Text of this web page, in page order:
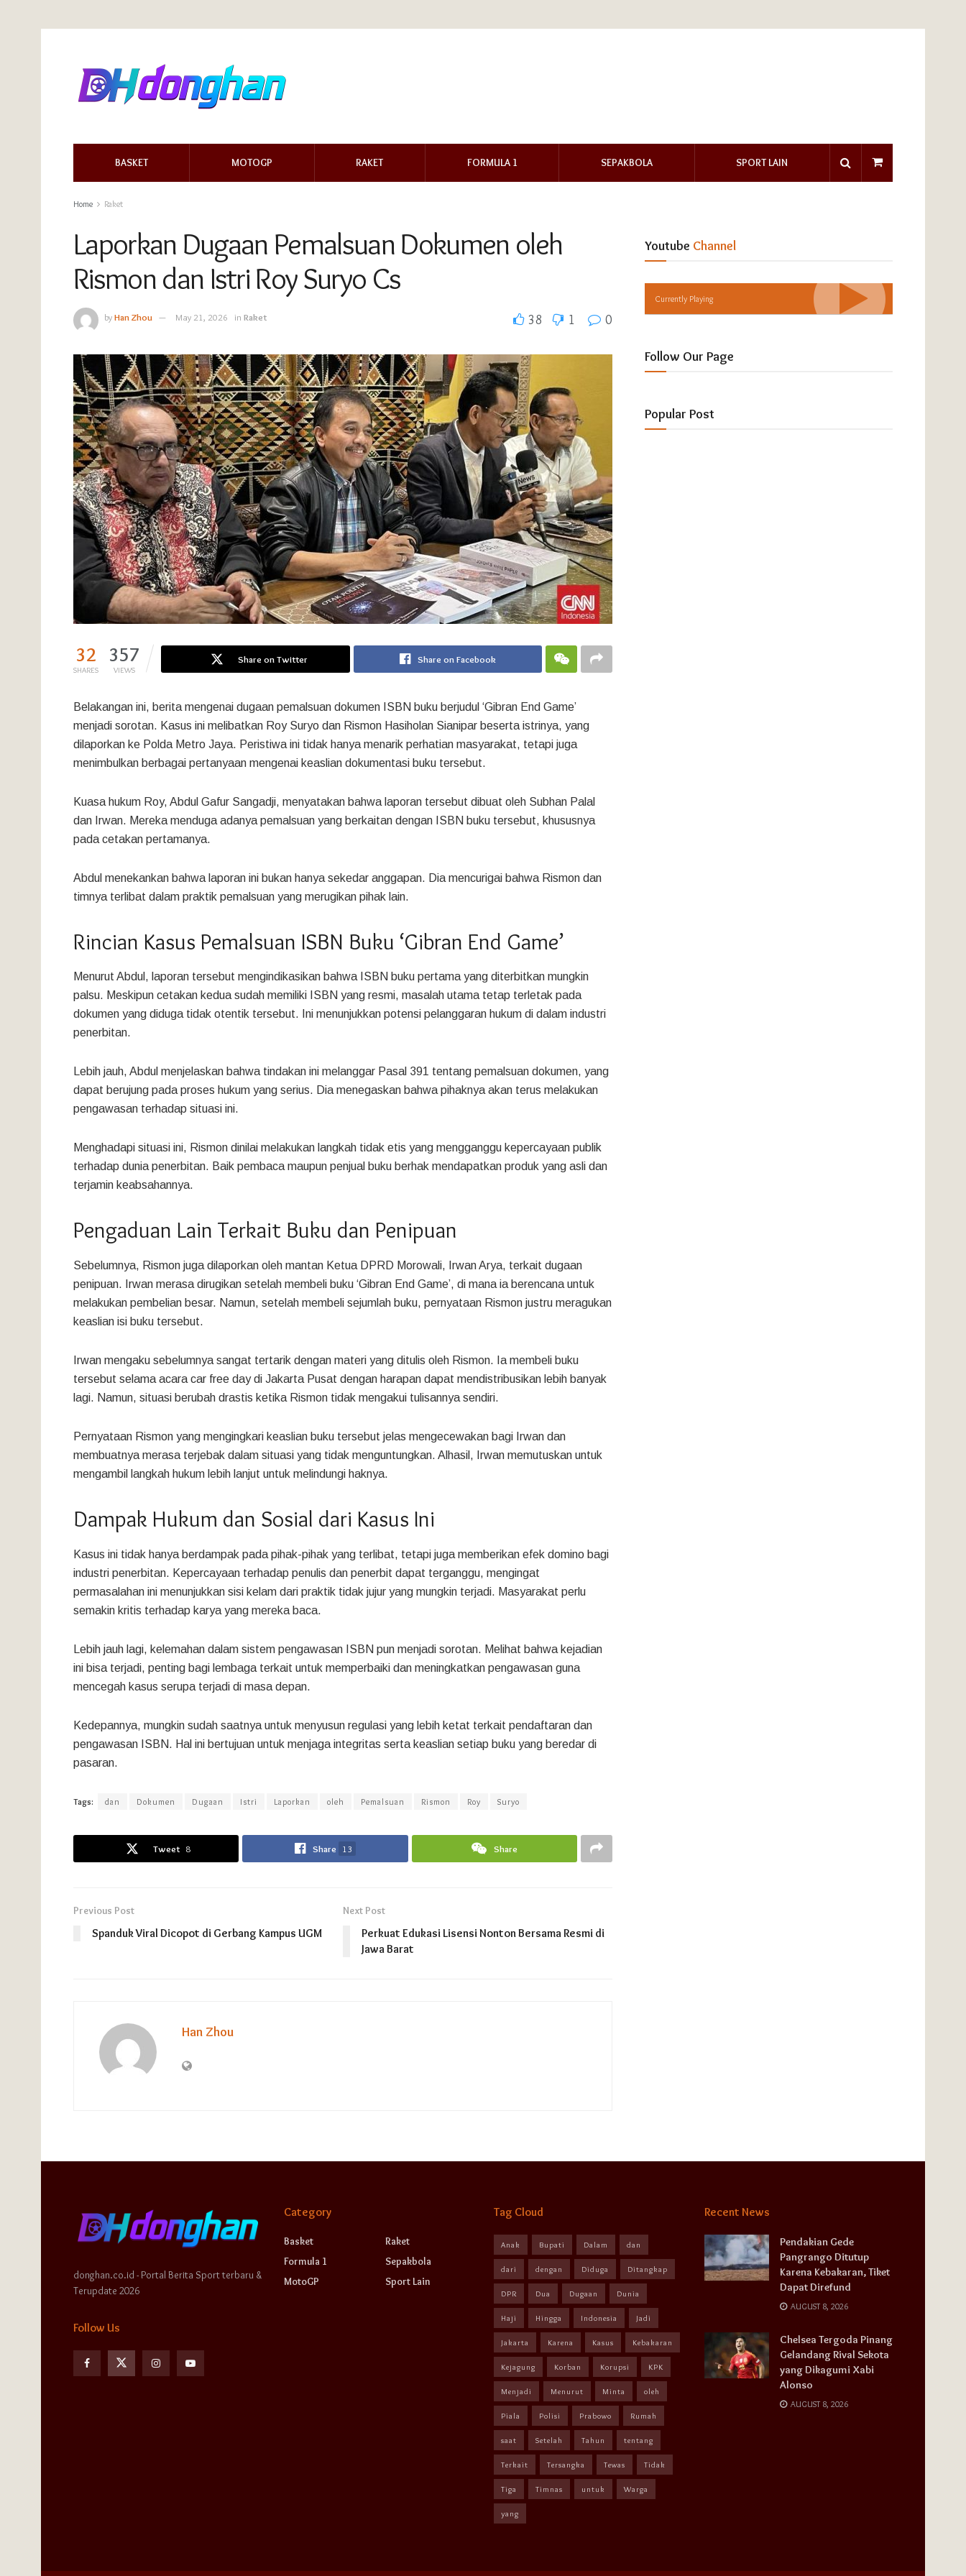
BASKET MOTOGP RAKET FORMULA 1 SEPAKBOLA SPORT LAIN
Home Raket
Laporkan Dugaan Pemalsuan Dokumen oleh
Rismon dan Istri Roy Suryo Cs
byHan Zhou May 21, 2026 in Raket 38 1 0
32
SHARES
357
VIEWS
Share on Twitter Share on Facebook
Belakangan ini, berita mengenai dugaan pemalsuan dokumen ISBN buku berjudul ‘Gibran End Game’
menjadi sorotan. Kasus ini melibatkan Roy Suryo dan Rismon Hasiholan Sianipar beserta istrinya, yang
dilaporkan ke Polda Metro Jaya. Peristiwa ini tidak hanya menarik perhatian masyarakat, tetapi juga
menimbulkan berbagai pertanyaan mengenai keaslian dokumentasi buku tersebut.
Kuasa hukum Roy, Abdul Gafur Sangadji, menyatakan bahwa laporan tersebut dibuat oleh Subhan Palal
dan Irwan. Mereka menduga adanya pemalsuan yang berkaitan dengan ISBN buku tersebut, khususnya
pada cetakan pertamanya.
Abdul menekankan bahwa laporan ini bukan hanya sekedar anggapan. Dia mencurigai bahwa Rismon dan
timnya terlibat dalam praktik pemalsuan yang merugikan pihak lain.
Rincian Kasus Pemalsuan ISBN Buku ‘Gibran End Game’
Menurut Abdul, laporan tersebut mengindikasikan bahwa ISBN buku pertama yang diterbitkan mungkin
palsu. Meskipun cetakan kedua sudah memiliki ISBN yang resmi, masalah utama tetap terletak pada
dokumen yang diduga tidak otentik tersebut. Ini menunjukkan potensi pelanggaran hukum di dalam industri
penerbitan.
Lebih jauh, Abdul menjelaskan bahwa tindakan ini melanggar Pasal 391 tentang pemalsuan dokumen, yang
dapat berujung pada proses hukum yang serius. Dia menegaskan bahwa pihaknya akan terus melakukan
pengawasan terhadap situasi ini.
Menghadapi situasi ini, Rismon dinilai melakukan langkah tidak etis yang mengganggu kepercayaan publik
terhadap dunia penerbitan. Baik pembaca maupun penjual buku berhak mendapatkan produk yang asli dan
terjamin keabsahannya.
Pengaduan Lain Terkait Buku dan Penipuan
Sebelumnya, Rismon juga dilaporkan oleh mantan Ketua DPRD Morowali, Irwan Arya, terkait dugaan
penipuan. Irwan merasa dirugikan setelah membeli buku ‘Gibran End Game’, di mana ia berencana untuk
melakukan pembelian besar. Namun, setelah membeli sejumlah buku, pernyataan Rismon justru meragukan
keaslian isi buku tersebut.
Irwan mengaku sebelumnya sangat tertarik dengan materi yang ditulis oleh Rismon. Ia membeli buku
tersebut selama acara car free day di Jakarta Pusat dengan harapan dapat mendistribusikan lebih banyak
lagi. Namun, situasi berubah drastis ketika Rismon tidak mengakui tulisannya sendiri.
Pernyataan Rismon yang mengingkari keaslian buku tersebut jelas mengecewakan bagi Irwan dan
membuatnya merasa terjebak dalam situasi yang tidak menguntungkan. Alhasil, Irwan memutuskan untuk
mengambil langkah hukum lebih lanjut untuk melindungi haknya.
Dampak Hukum dan Sosial dari Kasus Ini
Kasus ini tidak hanya berdampak pada pihak-pihak yang terlibat, tetapi juga memberikan efek domino bagi
industri penerbitan. Kepercayaan terhadap penulis dan penerbit dapat terganggu, mengingat
permasalahan ini menunjukkan sisi kelam dari praktik tidak jujur yang mungkin terjadi. Masyarakat perlu
semakin kritis terhadap karya yang mereka baca.
Lebih jauh lagi, kelemahan dalam sistem pengawasan ISBN pun menjadi sorotan. Melihat bahwa kejadian
ini bisa terjadi, penting bagi lembaga terkait untuk memperbaiki dan meningkatkan pengawasan guna
mencegah kasus serupa terjadi di masa depan.
Kedepannya, mungkin sudah saatnya untuk menyusun regulasi yang lebih ketat terkait pendaftaran dan
pengawasan ISBN. Hal ini bertujuan untuk menjaga integritas serta keaslian setiap buku yang beredar di
pasaran.
Tags: dan Dokumen Dugaan Istri Laporkan oleh Pemalsuan Rismon Roy Suryo
Tweet 8 Share 13 Share
Previous Post
Spanduk Viral Dicopot di Gerbang Kampus UGM
Next Post
Perkuat Edukasi Lisensi Nonton Bersama Resmi di
Jawa Barat
Han Zhou
Youtube Channel
Currently Playing
Follow Our Page
Popular Post
donghan.co.id - Portal Berita Sport terbaru &
Terupdate 2026
Follow Us
Category
Basket
Formula 1
MotoGP
Raket
Sepakbola
Sport Lain
Tag Cloud
Anak Bupati Dalam dan
dari dengan Diduga Ditangkap
DPR Dua Dugaan Dunia
Haji Hingga Indonesia Jadi
Jakarta Karena Kasus Kebakaran
Kejagung Korban Korupsi KPK
Menjadi Menurut Minta oleh
Piala Polisi Prabowo Rumah
saat Setelah Tahun tentang
Terkait Tersangka Tewas Tidak
Tiga Timnas untuk Warga
yang
Recent News
Pendakian Gede
Pangrango Ditutup
Karena Kebakaran, Tiket
Dapat Direfund
AUGUST 8, 2026
Chelsea Tergoda Pinang
Gelandang Rival Sekota
yang Dikagumi Xabi
Alonso
AUGUST 8, 2026